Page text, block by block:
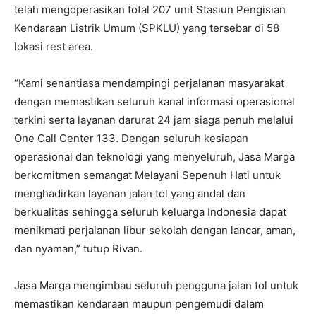
telah mengoperasikan total 207 unit Stasiun Pengisian
Kendaraan Listrik Umum (SPKLU) yang tersebar di 58
lokasi rest area.
“Kami senantiasa mendampingi perjalanan masyarakat
dengan memastikan seluruh kanal informasi operasional
terkini serta layanan darurat 24 jam siaga penuh melalui
One Call Center 133. Dengan seluruh kesiapan
operasional dan teknologi yang menyeluruh, Jasa Marga
berkomitmen semangat Melayani Sepenuh Hati untuk
menghadirkan layanan jalan tol yang andal dan
berkualitas sehingga seluruh keluarga Indonesia dapat
menikmati perjalanan libur sekolah dengan lancar, aman,
dan nyaman,” tutup Rivan.
Jasa Marga mengimbau seluruh pengguna jalan tol untuk
memastikan kendaraan maupun pengemudi dalam